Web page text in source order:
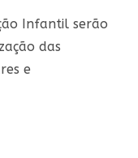
Infantil serão
das
e